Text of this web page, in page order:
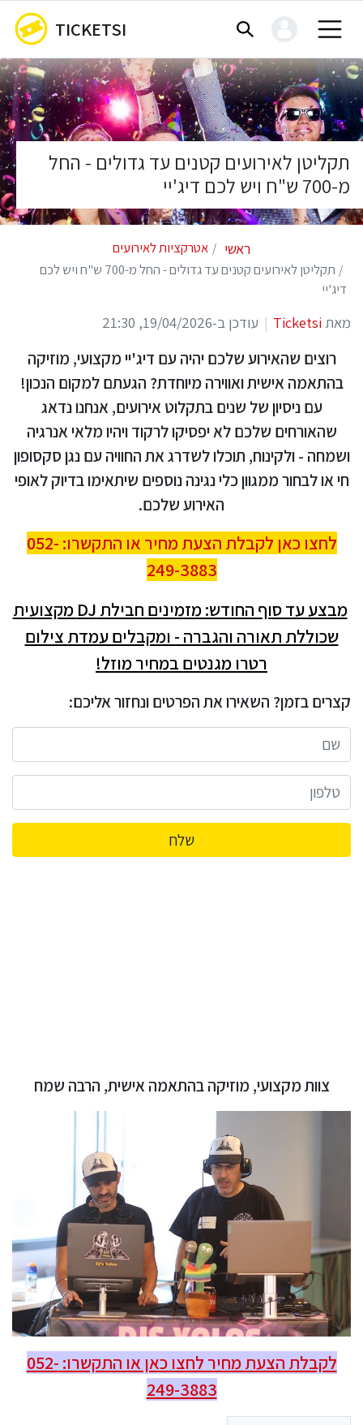
TICKETSI
ראשי
אטרקציות לאירועים
תקליטן לאירועים קטנים עד גדולים - החל מ-700 ש"ח ויש לכם
דיג'יי
תקליטן לאירועים קטנים עד גדולים - החל
מ-700 ש"ח ויש לכם דיג'יי
מאת Ticketsi עודכן ב-19/04/2026, 21:30
רוצים שהאירוע שלכם יהיה עם דיג'יי מקצועי, מוזיקה
בהתאמה אישית ואווירה מיוחדת? הגעתם למקום הנכון!
עם ניסיון של שנים בתקלוט אירועים, אנחנו נדאג
שהאורחים שלכם לא יפסיקו לרקוד ויהיו מלאי אנרגיה
ושמחה - ולקינוח, תוכלו לשדרג את החוויה עם נגן סקסופון
חי או לבחור ממגוון כלי נגינה נוספים שיתאימו בדיוק לאופי
האירוע שלכם.
לחצו כאן לקבלת הצעת מחיר או התקשרו: 052-
249-3883
מבצע עד סוף החודש: מזמינים חבילת DJ מקצועית
שכוללת תאורה והגברה - ומקבלים עמדת צילום
רטרו מגנטים במחיר מוזל!
קצרים בזמן? השאירו את הפרטים ונחזור אליכם:
שלח
צוות מקצועי, מוזיקה בהתאמה אישית, הרבה שמח
לקבלת הצעת מחיר לחצו כאן או התקשרו: 052-
249-3883